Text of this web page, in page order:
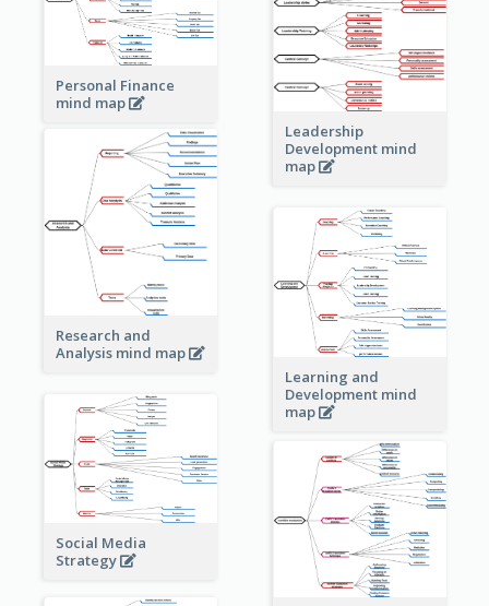
Personal Finance
mind map
Leadership
Development mind
map
Research and
Analysis mind map
Learning and
Development mind
map
Social Media
Strategy